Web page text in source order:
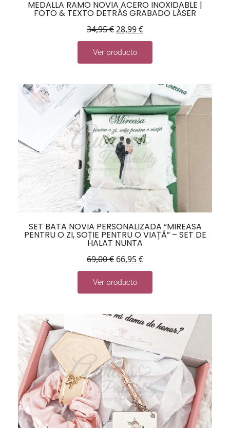
MEDALLA RAMO NOVIA ACERO INOXIDABLE |
FOTO & TEXTO DETRÁS GRABADO LÁSER
34,95€28,99€
Ver producto
SET BATA NOVIA PERSONALIZADA “MIREASA
PENTRU O ZI, SOȚIE PENTRU O VIAȚĂ” – SET DE
HALAT NUNTA
69,00€ 66,95€
Ver producto